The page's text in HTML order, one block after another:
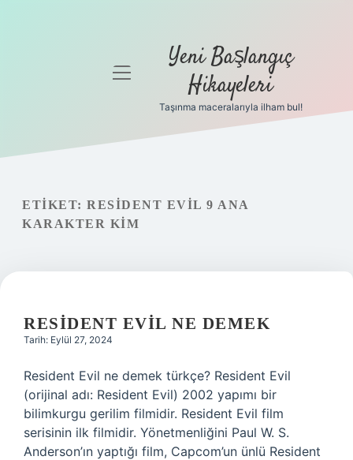
Gizlilik
Yasal Uyarı
menüyü
Yeni Başlangıç
Hikayeleri
Taşınma maceralarıyla ilham bul!
ETIKET: RESIDENT EVIL 9 ANA
KARAKTER KIM
RESIDENT EVIL NE DEMEK
Tarih: Eylül 27, 2024
Resident Evil ne demek türkçe? Resident Evil
(orijinal adı: Resident Evil) 2002 yapımı bir
bilimkurgu gerilim filmidir. Resident Evil film
serisinin ilk filmidir. Yönetmenliğini Paul W. S.
Anderson’ın yaptığı film, Capcom’un ünlü Resident